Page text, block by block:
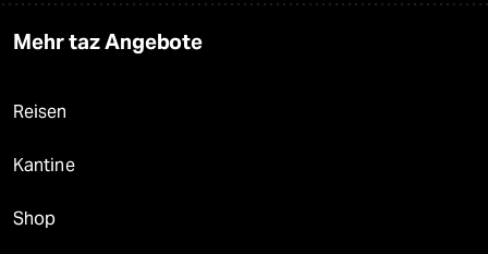
Mehr taz Angebote
Reisen
Kantine
Shop